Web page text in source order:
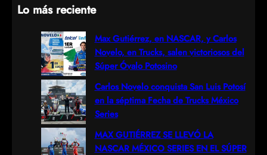
a
Lo más reciente
Max Gutiérrez, en NASCAR, y Carlos
Novelo, en Trucks, salen victoriosos del
Súper Óvalo Potosino
Carlos Novelo conquista San Luis Potosí
en la séptima Fecha de Trucks México
Series
MAX GUTIÉRREZ SE LLEVÓ LA
NASCAR MÉXICO SERIES EN EL SÚPER